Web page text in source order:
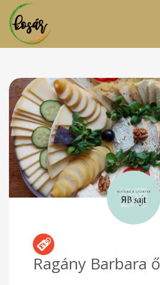
Ragány Barbara